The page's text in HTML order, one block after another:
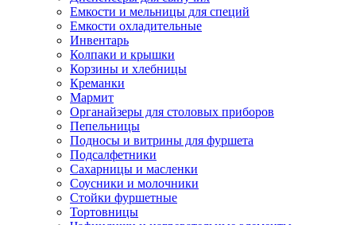
Емкости и мельницы для специй
Емкости охладительные
Инвентарь
Колпаки и крышки
Корзины и хлебницы
Креманки
Мармит
Органайзеры для столовых приборов
Пепельницы
Подносы и витрины для фуршета
Подсалфетники
Сахарницы и масленки
Соусники и молочники
Стойки фуршетные
Тортовницы